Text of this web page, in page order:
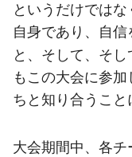
というだけでは
自身であり、自
と、そして、そし
もこの大会に参
ちと知り合うこと
大会期間中、各